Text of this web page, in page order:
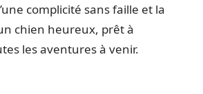
complicité sans faille et la
chien heureux, prêt à
les aventures à venir.